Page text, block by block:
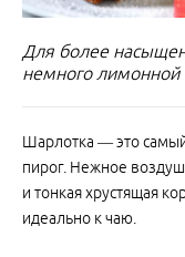
Для более
немного
Шарлотка — это
пирог. Нежное
и тонкая хрустящая
идеально к чаю.